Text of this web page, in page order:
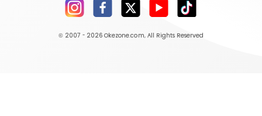
© 2007 - 2026 Okezone.com, All Rights Reserved